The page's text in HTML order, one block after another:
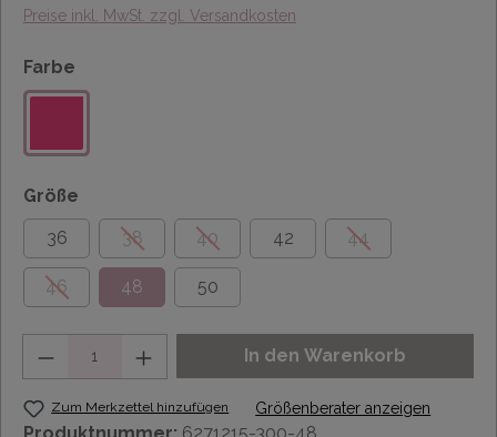
Preise inkl. MwSt. zzgl. Versandkosten
Farbe
Größe
36
38 40 42 44
46 48 50
In den Warenkorb
Zum Merkzettel hinzufügen Größenberater anzeigen